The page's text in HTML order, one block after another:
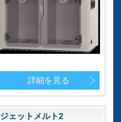
詳細を見る
ジェットメルト2